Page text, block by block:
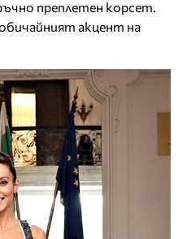
преплетен корсет.
акцент на